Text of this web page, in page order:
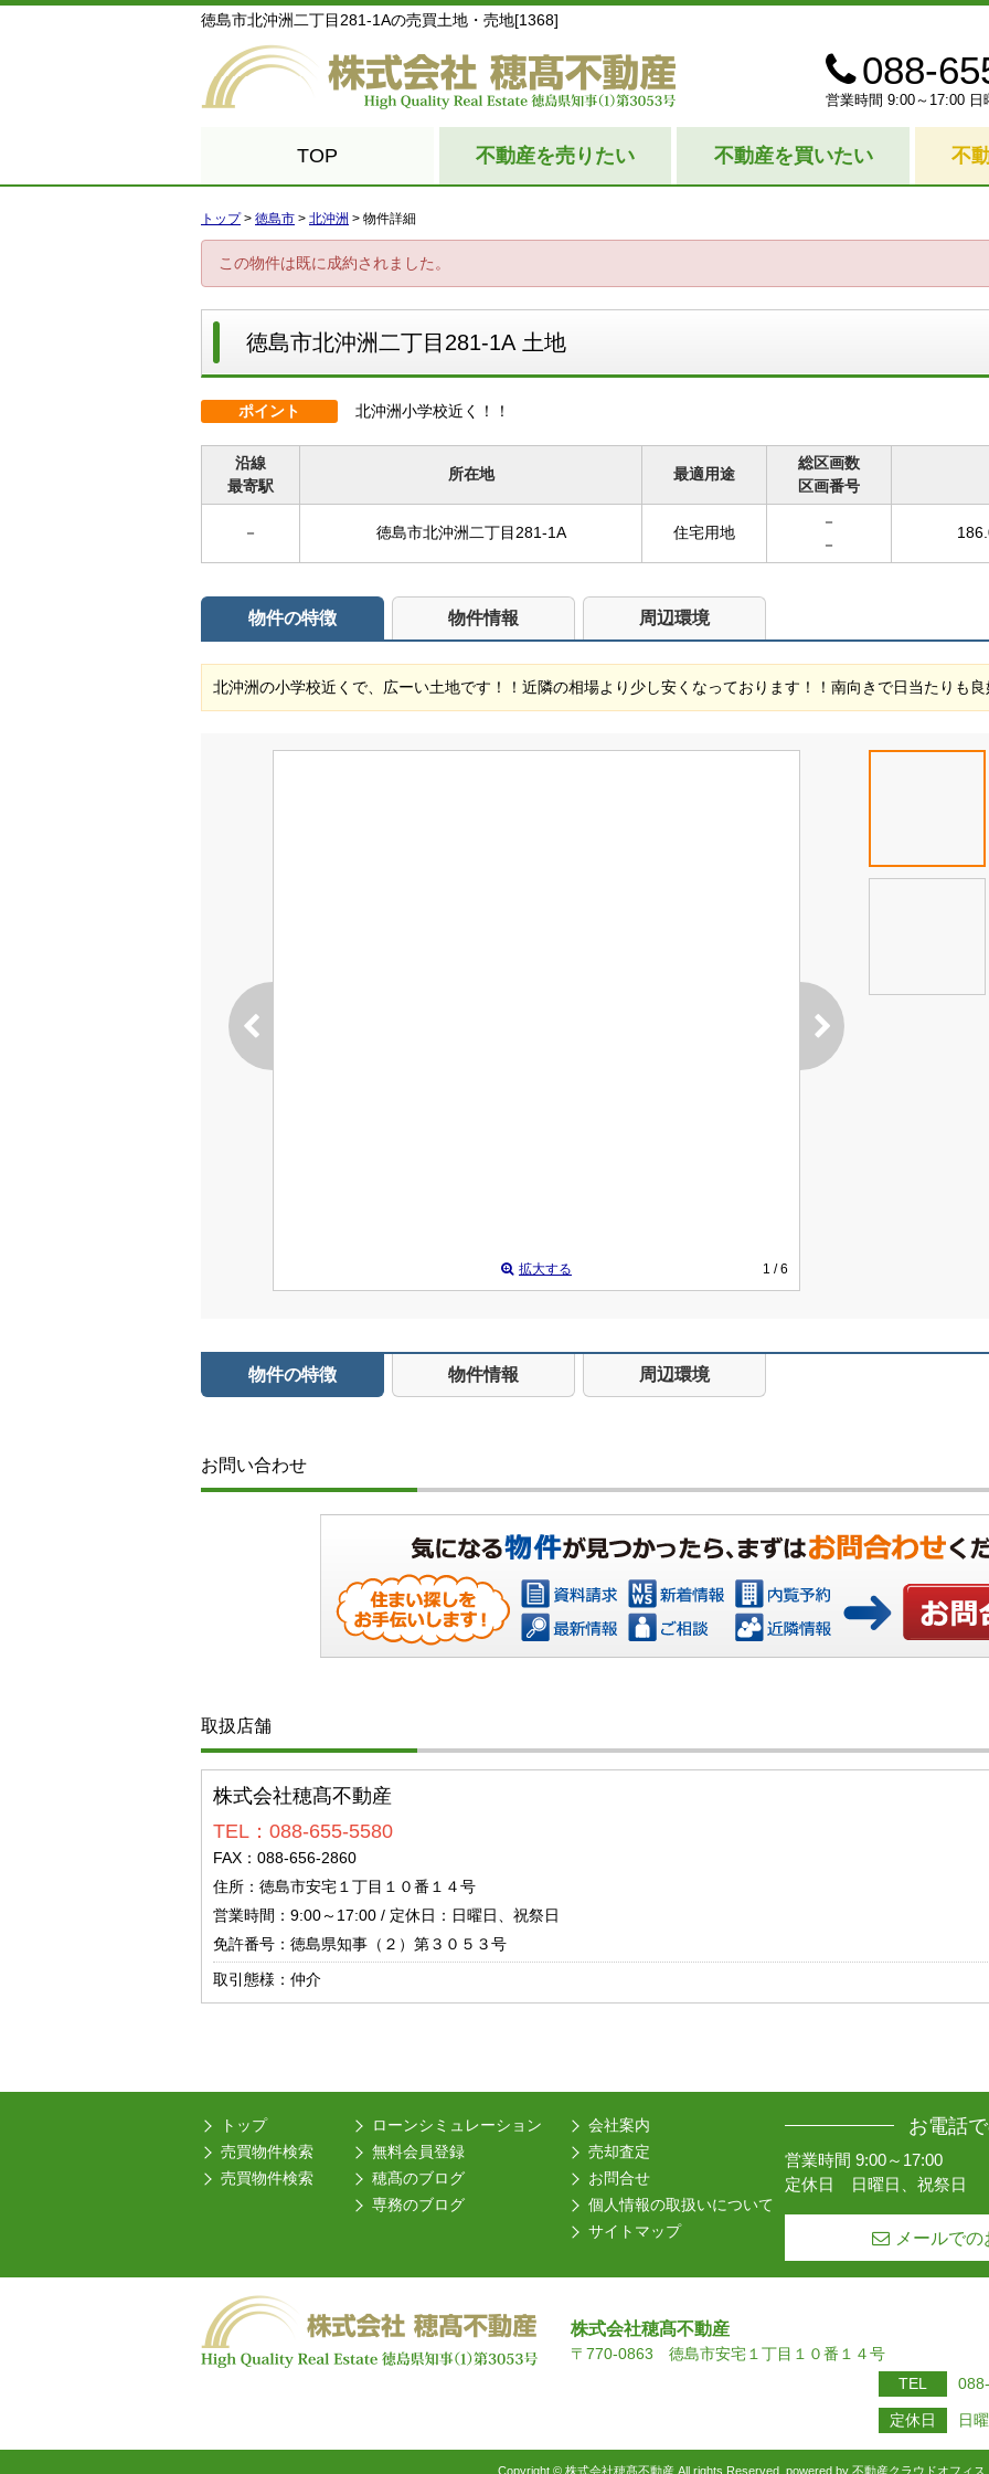
徳島市北沖洲二丁目281-1Aの売買土地・売地[1368]
088-
営業時間 9:00～17:00 日
TOP 不動産を売りたい 不動産を買いたい 不
トップ> 徳島市 > 北沖洲 > 物件詳細
この物件は既に成約されました。
徳島市北沖洲二丁目281-1A 土地
ポイント 北沖洲小学校近く！！
沿線
最寄駅
所在地 最適用途
総区画数
区画番号
－ 徳島市北沖洲二丁目281-1A 住宅用地
－
－
物件の特徴 物件情報 周辺環境
北沖洲の小学校近くで、広ーい土地です！！近隣の相場より少し安くなっております！！南向きで日当たりも
拡大する 1 / 6
物件の特徴 物件情報 周辺環境
お問い合わせ
取扱店舗
株式会社穂髙不動産
TEL：088-655-5580
FAX：088-656-2860
住所：徳島市安宅１丁目１０番１４号
営業時間：9:00～17:00 / 定休日：日曜日、祝祭日
免許番号：徳島県知事（２）第３０５３号
取引態様：仲介
トップ
売買物件検索
売買物件検索
ローンシミュレーション
無料会員登録
穂髙のブログ
専務のブログ
会社案内
売却査定
お問合せ
個人情報の取扱いについて
サイトマップ
お電話
営業時間 9:00～17:00
定休日 日曜日、祝祭日
メールで
株式会社穂髙不動産
〒770-0863 徳島市安宅１丁目１０番１４号
TEL
定休日 日
Copyright © 株式会社穂髙不動産 All rights Reserved. powered by 不動産クラウドオフィス